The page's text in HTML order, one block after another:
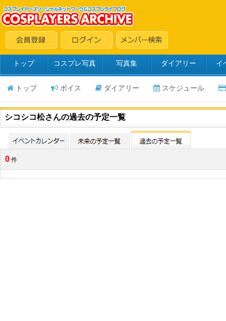
トップ コスプレ写真 写真集 ダイアリー イ
トップ ボイス ダイアリー スケジュール
シコシコ松さんの過去の予定一覧
0 件